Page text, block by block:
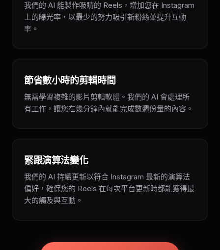
我們的 AI 能製作吸睛的 Reels，增加您在 Instagram
上的曝光率，以最少的努力吸引新粉絲並提升互動
率。
節省數小時的剪輯時間
無需學習複雜的影片剪輯軟體。我們的 AI 會處理所
有工作，讓您在幾分鐘內就能完成數週份量的內容。
緊跟演算法變化
我們的 AI 持續更新以符合 Instagram 最新的演算法
偏好，確保您的 Reels 在每次平台更新時都能獲得最
大的觸及與互動。